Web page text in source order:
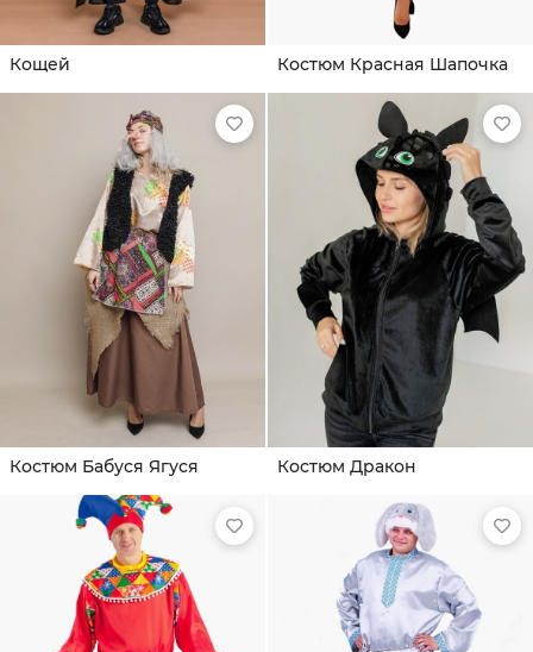
Кощей Костюм Красная Шапочка
Костюм Бабуся Ягуся Костюм Дракон